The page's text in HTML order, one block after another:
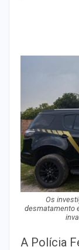
Os
desmatamento
A Polícia